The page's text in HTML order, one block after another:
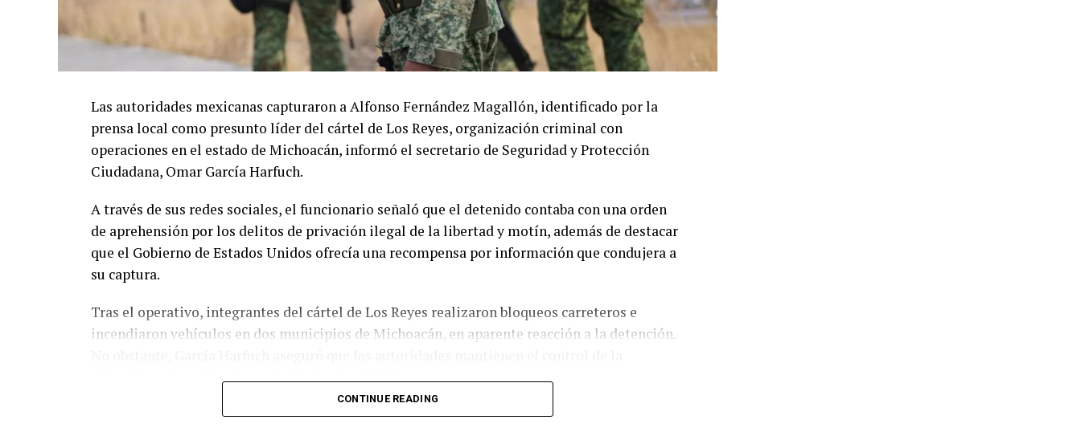
Las autoridades mexicanas capturaron a Alfonso Fernández Magallón, identificado por la
prensa local como presunto líder del cártel de Los Reyes, organización criminal con
operaciones en el estado de Michoacán, informó el secretario de Seguridad y Protección
Ciudadana, Omar García Harfuch.
A través de sus redes sociales, el funcionario señaló que el detenido contaba con una orden
de aprehensión por los delitos de privación ilegal de la libertad y motín, además de destacar
que el Gobierno de Estados Unidos ofrecía una recompensa por información que condujera a
su captura.
Tras el operativo, integrantes del cártel de Los Reyes realizaron bloqueos carreteros e
incendiaron vehículos en dos municipios de Michoacán, en aparente reacción a la detención.
Michoacán, considerado uno de los principales polos agroexportadores de México y sede de
CONTINUE READING